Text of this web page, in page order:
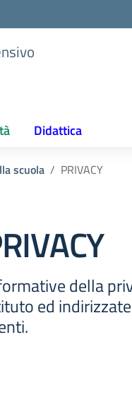
Didattica
scuola PRIVACY
della
ed